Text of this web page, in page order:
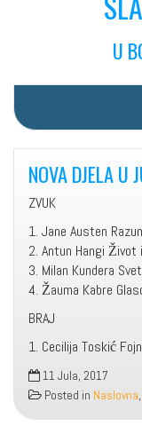
U
NOVA DJELA U
ZVUK
1. Jane Austen
2. Antun Hangi Život
3. Milan Kundera
4. Žauma Kabre
BRAJ
1. Cecilija Toskić
11 Jula, 2017
Posted in Naslovna,